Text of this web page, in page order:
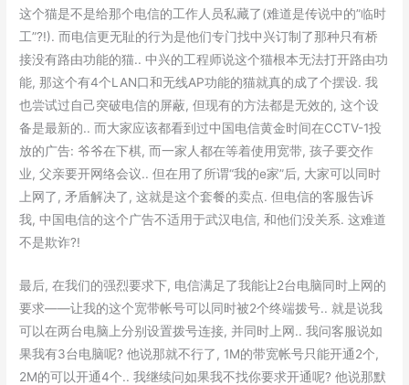
这个猫是不是给那个电信的工作人员私藏了(难道是传说中的”临时
工”?!). 而电信更无耻的行为是他们专门找中兴订制了那种只有桥
接没有路由功能的猫.. 中兴的工程师说这个猫根本无法打开路由功
能, 那这个有4个LAN口和无线AP功能的猫就真的成了个摆设. 我
也尝试过自己突破电信的屏蔽, 但现有的方法都是无效的, 这个设
备是最新的.. 而大家应该都看到过中国电信黄金时间在CCTV-1投
放的广告: 爷爷在下棋, 而一家人都在等着使用宽带, 孩子要交作
业, 父亲要开网络会议.. 但在用了所谓“我的e家”后, 大家可以同时
上网了, 矛盾解决了, 这就是这个套餐的卖点. 但电信的客服告诉
我, 中国电信的这个广告不适用于武汉电信, 和他们没关系. 这难道
不是欺诈?!
最后, 在我们的强烈要求下, 电信满足了我能让2台电脑同时上网的
要求——让我的这个宽带帐号可以同时被2个终端拨号.. 就是说我
可以在两台电脑上分别设置拨号连接, 并同时上网.. 我问客服说如
果我有3台电脑呢? 他说那就不行了, 1M的带宽帐号只能开通2个,
2M的可以开通4个.. 我继续问如果我不找你要求开通呢? 他说那默